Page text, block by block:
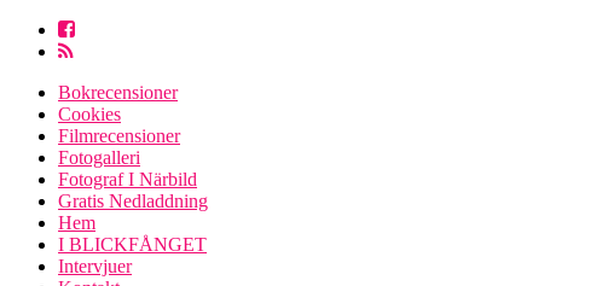
Bokrecensioner
Cookies
Filmrecensioner
Fotogalleri
Fotograf I Närbild
Gratis Nedladdning
Hem
I BLICKFÅNGET
Intervjuer